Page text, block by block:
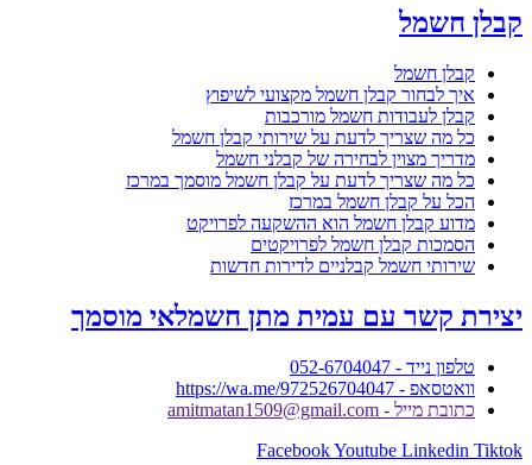
קבלן חשמל
קבלן חשמל
איך לבחור קבלן חשמל מקצועי לשיפוץ
קבלן לעבודות חשמל מורכבות
כל מה שצריך לדעת על שירותי קבלן חשמל
מדריך מצוין לבחירה של קבלני חשמל
כל מה שצריך לדעת על קבלן חשמל מוסמך במרכז
הכל על קבלן חשמל במרכז
מדוע קבלן חשמל הוא ההשקעה לפרויקט
הסמכות קבלן חשמל לפרויקטים
שירותי חשמל קבלניים לדירות חדשות
יצירת קשר עם עמית מתן חשמלאי מוסמך
טלפון נייד - 052-6704047
וואטסאפ - https://wa.me/972526704047
כתובת מייל - amitmatan1509@gmail.com
FacebookYoutube Linkedin Tiktok